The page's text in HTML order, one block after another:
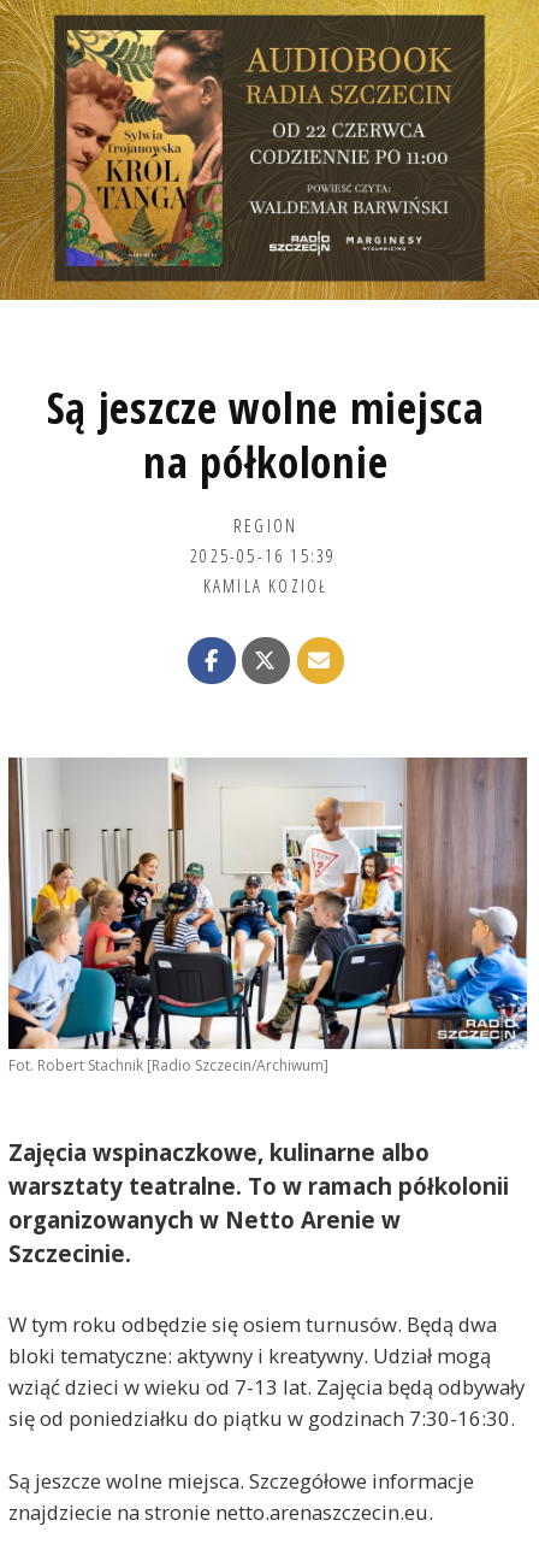
Są jeszcze wolne miejsca
na półkolonie
REGION
2025-05-16 15:39
KAMILA KOZIOŁ
Fot. Robert Stachnik [Radio Szczecin/Archiwum]
Zajęcia wspinaczkowe, kulinarne albo
warsztaty teatralne. To w ramach półkolonii
organizowanych w Netto Arenie w
Szczecinie.
W tym roku odbędzie się osiem turnusów. Będą dwa
bloki tematyczne: aktywny i kreatywny. Udział mogą
wziąć dzieci w wieku od 7-13 lat. Zajęcia będą odbywały
się od poniedziałku do piątku w godzinach 7:30-16:30.
Są jeszcze wolne miejsca. Szczegółowe informacje
znajdziecie na stronie netto.arenaszczecin.eu.